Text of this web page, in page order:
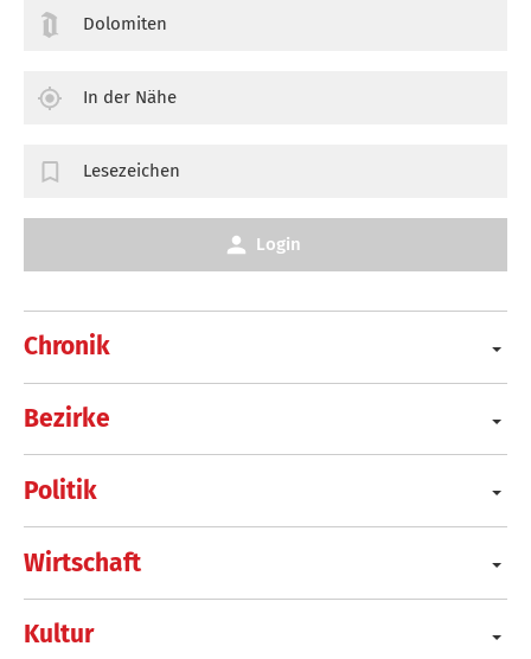
Chronik
Bezirke
Politik
Wirtschaft
Kultur
Dolomiten
In der Nähe
Lesezeichen
Login